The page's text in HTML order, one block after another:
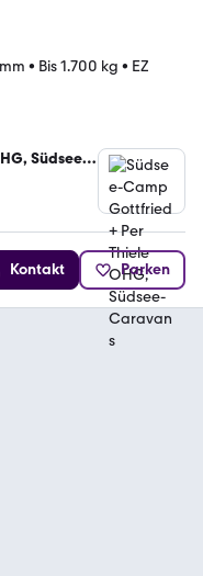
• Bis 1.700 kg • EZ
Südsee-
Kontakt Parken